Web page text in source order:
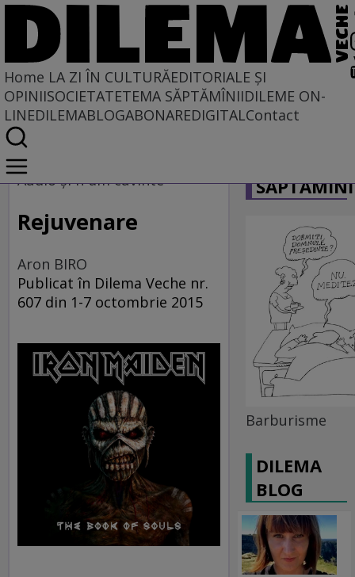
Home LA ZI ÎN CULTURĂEDITORIALE ȘI
OPINIISOCIETATETEMA SĂPTĂMÎNIIDILEME ON-
LINEDILEMABLOGABONAREDIGITALContact
Home
La zi în cultură
MUZICĂ
Audio şi n-am cuvinte
Rejuvenare
Aron BIRO
Publicat în Dilema Veche nr.
607 din 1-7 octombrie 2015
Barburisme
DILEMA
BLOG